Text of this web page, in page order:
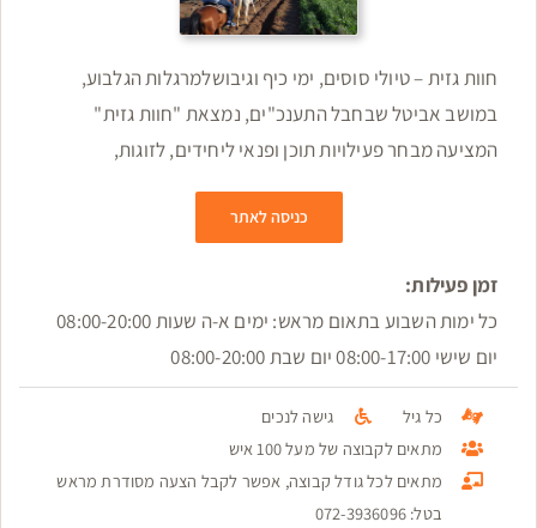
חוות גזית – טיולי סוסים, ימי כיף וגיבושלמרגלות הגלבוע,
במושב אביטל שבחבל התענכ"ים, נמצאת "חוות גזית"
המציעה מבחר פעילויות תוכן ופנאי ליחידים, לזוגות,
כניסה לאתר
זמן פעילות:
כל ימות השבוע בתאום מראש: ימים א-ה שעות 08:00-20:00
יום שישי 08:00-17:00 יום שבת 08:00-20:00
כל גיל
גישה לנכים
מתאים לקבוצה של מעל 100 איש
מתאים לכל גודל קבוצה, אפשר לקבל הצעה מסודרת מראש
בטל: 072-3936096